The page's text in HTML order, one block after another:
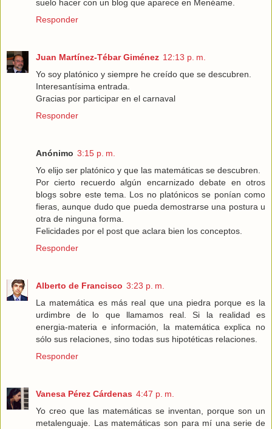
suelo hacer con un blog que aparece en Menéame.
Responder
Juan Martínez-Tébar Giménez 12:13 p. m.
Yo soy platónico y siempre he creído que se descubren.
Interesantísima entrada.
Gracias por participar en el carnaval
Responder
Anónimo 3:15 p. m.
Yo elijo ser platónico y que las matemáticas se descubren.
Por cierto recuerdo algún encarnizado debate en otros
blogs sobre este tema. Los no platónicos se ponían como
fieras, aunque dudo que pueda demostrarse una postura u
otra de ninguna forma.
Felicidades por el post que aclara bien los conceptos.
Responder
Alberto de Francisco 3:23 p. m.
La matemática es más real que una piedra porque es la
urdimbre de lo que llamamos real. Si la realidad es
energia-materia e información, la matemática explica no
sólo sus relaciones, sino todas sus hipotéticas relaciones.
Responder
Vanesa Pérez Cárdenas 4:47 p. m.
Yo creo que las matemáticas se inventan, porque son un
metalenguaje. Las matemáticas son para mí una serie de